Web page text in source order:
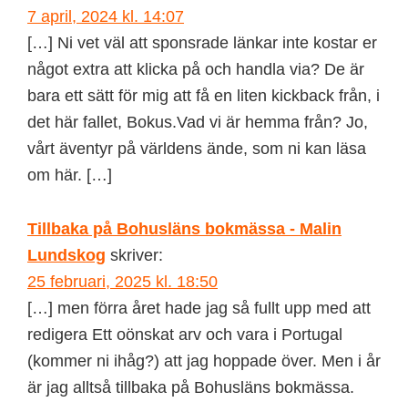
7 april, 2024 kl. 14:07
[…] Ni vet väl att sponsrade länkar inte kostar er
något extra att klicka på och handla via? De är
bara ett sätt för mig att få en liten kickback från, i
det här fallet, Bokus.Vad vi är hemma från? Jo,
vårt äventyr på världens ände, som ni kan läsa
om här. […]
Tillbaka på Bohusläns bokmässa - Malin
Lundskog skriver:
25 februari, 2025 kl. 18:50
[…] men förra året hade jag så fullt upp med att
redigera Ett oönskat arv och vara i Portugal
(kommer ni ihåg?) att jag hoppade över. Men i år
är jag alltså tillbaka på Bohusläns bokmässa.